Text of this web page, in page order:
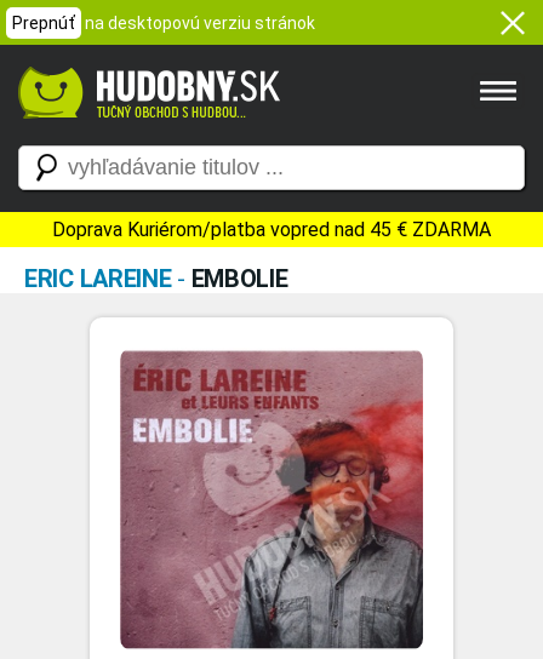
Prepnúť na desktopovú verziu stránok
Doprava Kuriérom/platba vopred nad 45 € ZDARMA
ERIC LAREINE- EMBOLIE